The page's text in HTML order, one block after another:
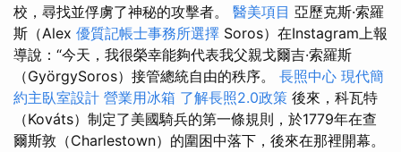
校，尋找並俘虜了神秘的攻擊者。 醫美項目 亞歷克斯·索羅
斯（Alex 優質記帳士事務所選擇 Soros）在Instagram上報
導說：“今天，我很榮幸能夠代表我父親戈爾吉·索羅斯
（GyörgySoros）接管總統自由的秩序。 長照中心 現代簡
約主臥室設計 營業用冰箱 了解長照2.0政策 後來，科瓦特
（Kováts）制定了美國騎兵的第一條規則，於1779年在查
爾斯敦（Charlestown）的圍困中落下，後來在那裡開幕。